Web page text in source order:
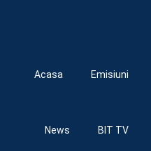
Acasa Emisiuni
News BIT TV